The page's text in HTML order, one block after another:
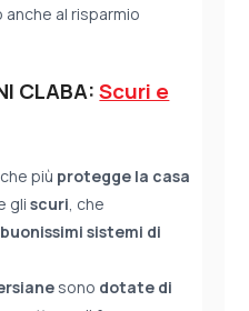
al risparmio
CLABA:Scuri e
più protegge la casa
gliscuri, che
buonissimi sistemi di
sono dotate di